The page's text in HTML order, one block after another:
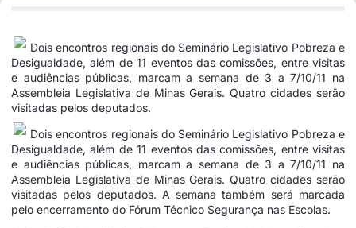
Dois encontros regionais do Seminário Legislativo Pobreza e
Desigualdade, além de 11 eventos das comissões, entre visitas
e audiências públicas, marcam a semana de 3 a 7/10/11 na
Assembleia Legislativa de Minas Gerais. Quatro cidades serão
visitadas pelos deputados.
Dois encontros regionais do Seminário Legislativo Pobreza e
Desigualdade, além de 11 eventos das comissões, entre visitas
e audiências públicas, marcam a semana de 3 a 7/10/11 na
Assembleia Legislativa de Minas Gerais. Quatro cidades serão
visitadas pelos deputados. A semana também será marcada
pelo encerramento do Fórum Técnico Segurança nas Escolas.